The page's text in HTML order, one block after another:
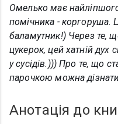
Омелько має
помічника - коргоруша.
баламутник!) Через те,
цукерок, цей хатній дух
у сусідів.))) Про те, що
парочкою можна
Анотація до